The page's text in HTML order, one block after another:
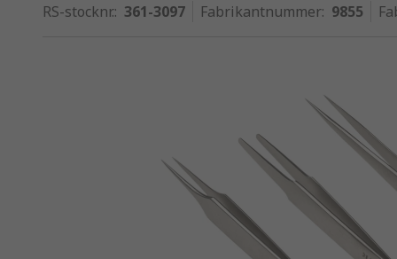
RS-stocknr.: 361-3097 Fabrikantnummer: 9855